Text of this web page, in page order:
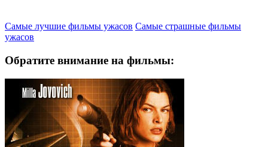
Самые лучшие фильмы ужасов Самые страшные фильмы
ужасов
Обратите внимание на фильмы: